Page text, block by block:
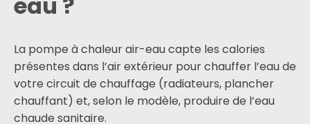
La pompe à chaleur air-eau capte les calories
présentes dans l’air extérieur pour chauffer l’eau de
votre circuit de chauffage (radiateurs, plancher
chauffant) et, selon le modèle, produire de l’eau
chaude sanitaire.